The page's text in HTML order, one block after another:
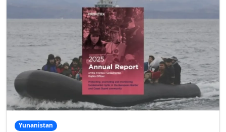
Yunanistan